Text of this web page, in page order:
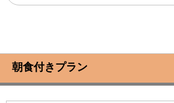
朝食付きプラン